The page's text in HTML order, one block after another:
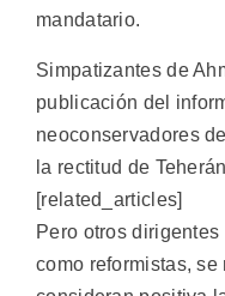
mandatario.
Simpatizantes de
publicación del
neoconservadores
la rectitud de
[related_articles]
Pero otros
como reformistas,